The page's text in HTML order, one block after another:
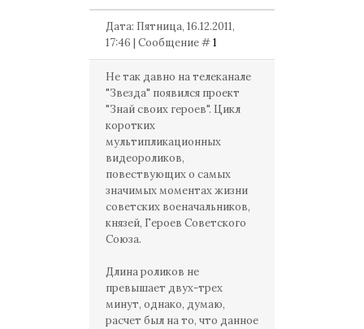
Дата: Пятница, 16.12.2011,
17:46 | Сообщение #1
Не так давно на телеканале
"Звезда" появился проект
"Знай своих героев". Цикл
коротких
мультипликационных
видеороликов,
повествующих о самых
значимых моментах жизни
советских военачальников,
князей, Героев Советского
Союза.
Длина роликов не
превышает двух-трех
минут, однако, думаю,
расчет был на то, что данное